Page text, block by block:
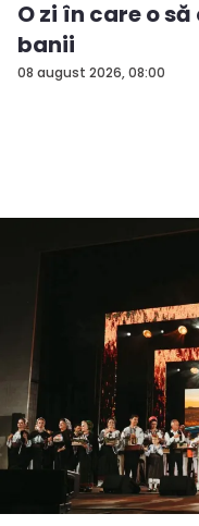
08 august 2026, 08:00
O zi în care o
banii